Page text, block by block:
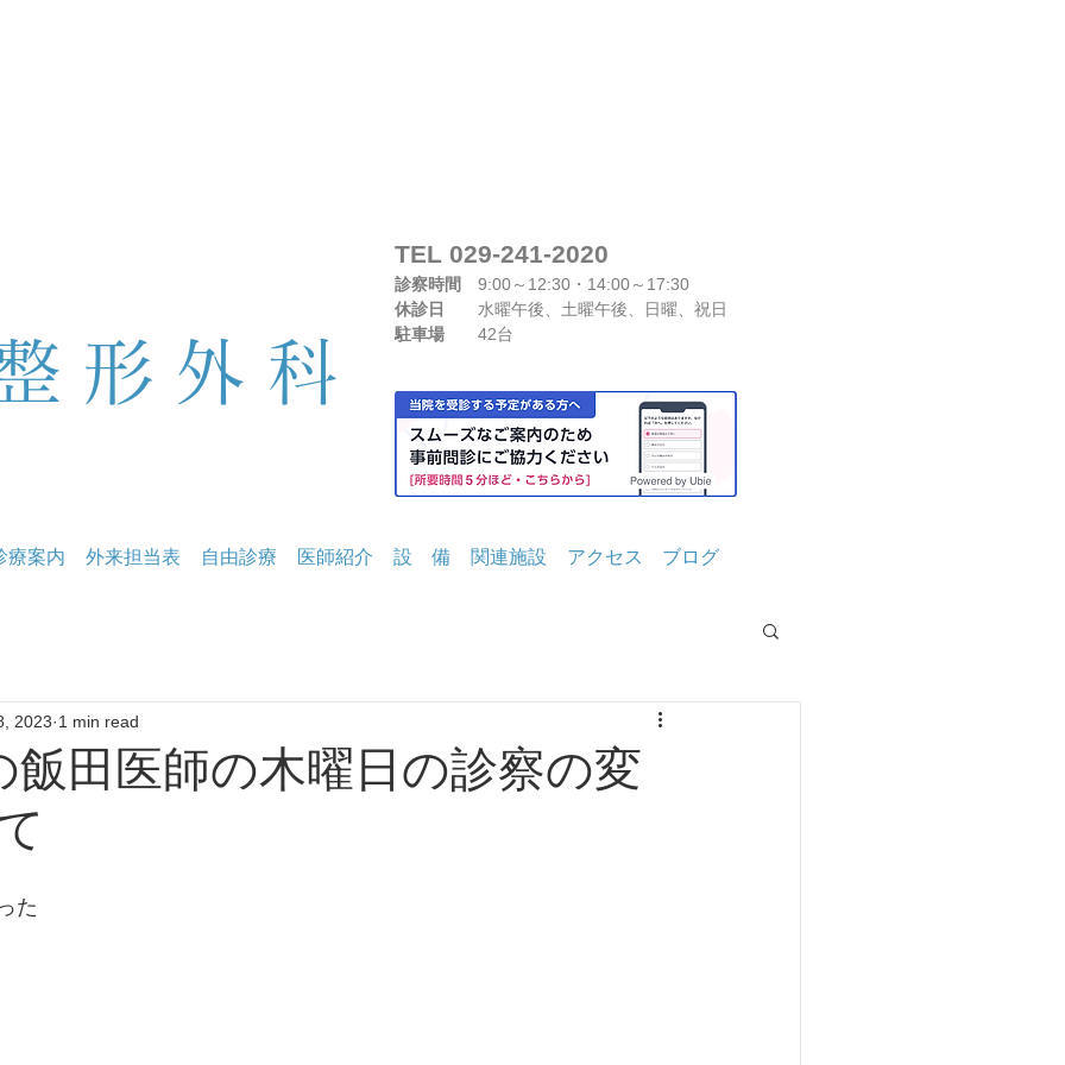
形外 科
TEL 029-241-2020
診察時間
9:00～12:30・14:00～17:30
休診日
水曜午後、土曜午後、日曜、祝日
駐車場 42台
療案内 外来担当表 自由診療 医師紹介 設 備 関連施設 アクセス ブログ
飯田医師の木曜日の診察の変
2023 1 min read
た